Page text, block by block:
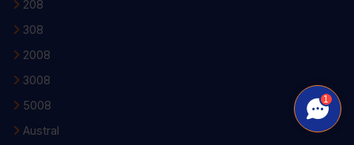
208
308
2008
3008
5008
Austral
1